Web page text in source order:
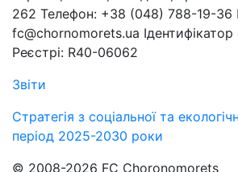
262 Телефон: +38 (048) 788-19-36
fc@chornomorets.ua
Реєстрі: R40-06062
Звіти
Стратегія з соціальної та
період 2025-2030 роки
© 2008-2026 FC Choronomorets